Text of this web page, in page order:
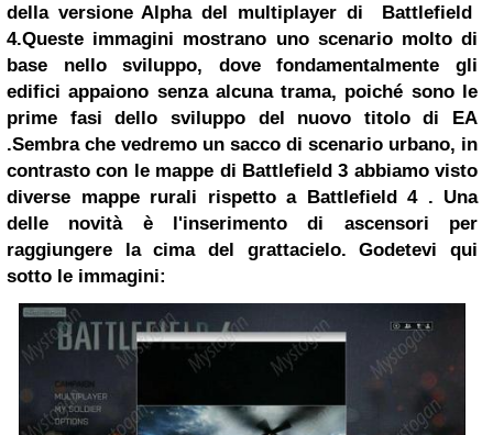
della versione Alpha del multiplayerdi Battlefield
4.Queste immagini mostrano uno scenario molto di
base nello sviluppo, dove fondamentalmente gli
edifici appaiono senza alcuna trama, poiché sono le
prime fasi dello sviluppo del nuovo titolo di EA
.Sembra che vedremo un sacco di scenario urbano, in
contrasto con le mappe di Battlefield 3 abbiamo visto
diverse mappe rurali rispetto a
Battlefield 4. Una
delle novità è l'inserimento di ascensori per
raggiungere la cima del grattacielo. Godetevi qui
sotto le immagini: